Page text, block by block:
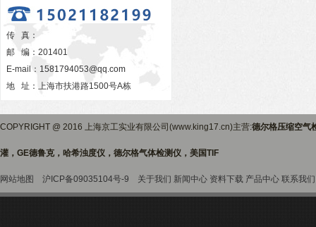
传 真：
邮 编：201401
E-mail： 1581794053@qq.com
地 址：上海市扶港路1500号A栋
COPYRIGHT @ 2016 上海京工实业有限公司(www.king17.cn)主营:德尔格压缩空气
灌，GE德鲁克，哈希浊度仪，德尔格气体检测仪，美国TIF
网站地图 沪ICP备09035104号-9 关于我们 新闻中心 资料下载 产品中心 联系我们